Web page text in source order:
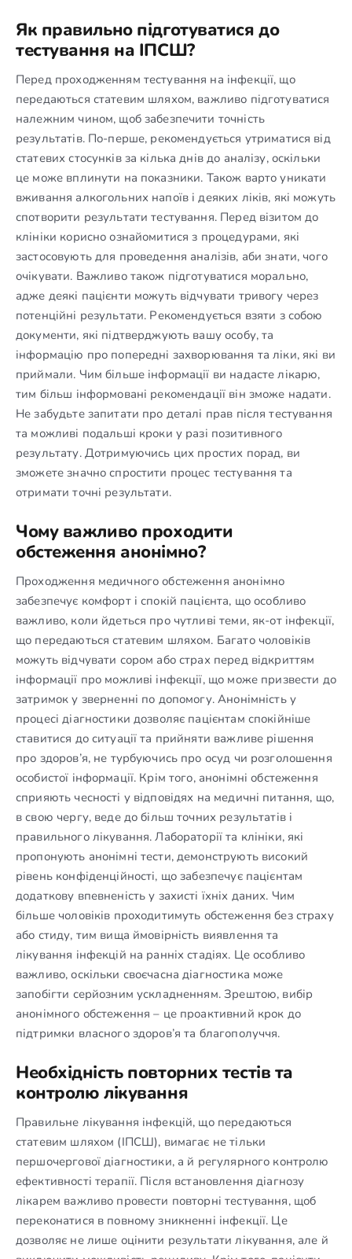
Як правильно підготуватися до
тестування на ІПСШ?
Перед проходженням тестування на інфекції, що
передаються статевим шляхом, важливо підготуватися
належним чином, щоб забезпечити точність
результатів. По-перше, рекомендується утриматися від
статевих стосунків за кілька днів до аналізу, оскільки
це може вплинути на показники. Також варто уникати
вживання алкогольних напоїв і деяких ліків, які можуть
спотворити результати тестування. Перед візитом до
клініки корисно ознайомитися з процедурами, які
застосовують для проведення аналізів, аби знати, чого
очікувати. Важливо також підготуватися морально,
адже деякі пацієнти можуть відчувати тривогу через
потенційні результати. Рекомендується взяти з собою
документи, які підтверджують вашу особу, та
інформацію про попередні захворювання та ліки, які ви
приймали. Чим більше інформації ви надасте лікарю,
тим більш інформовані рекомендації він зможе надати.
Не забудьте запитати про деталі прав після тестування
та можливі подальші кроки у разі позитивного
результату. Дотримуючись цих простих порад, ви
зможете значно спростити процес тестування та
отримати точні результати.
Чому важливо проходити
обстеження анонімно?
Проходження медичного обстеження анонімно
забезпечує комфорт і спокій пацієнта, що особливо
важливо, коли йдеться про чутливі теми, як-от інфекції,
що передаються статевим шляхом. Багато чоловіків
можуть відчувати сором або страх перед відкриттям
інформації про можливі інфекції, що може призвести до
затримок у зверненні по допомогу. Анонімність у
процесі діагностики дозволяє пацієнтам спокійніше
ставитися до ситуації та прийняти важливе рішення
про здоров’я, не турбуючись про осуд чи розголошення
особистої інформації. Крім того, анонімні обстеження
сприяють чесності у відповідях на медичні питання, що,
в свою чергу, веде до більш точних результатів і
правильного лікування. Лабораторії та клініки, які
пропонують анонімні тести, демонструють високий
рівень конфіденційності, що забезпечує пацієнтам
додаткову впевненість у захисті їхніх даних. Чим
більше чоловіків проходитимуть обстеження без страху
або стиду, тим вища ймовірність виявлення та
лікування інфекцій на ранніх стадіях. Це особливо
важливо, оскільки своєчасна діагностика може
запобігти серйозним ускладненням. Зрештою, вибір
анонімного обстеження – це проактивний крок до
підтримки власного здоров’я та благополуччя.
Необхідність повторних тестів та
контролю лікування
Правильне лікування інфекцій, що передаються
статевим шляхом (ІПСШ), вимагає не тільки
першочергової діагностики, а й регулярного контролю
ефективності терапії. Після встановлення діагнозу
лікарем важливо провести повторні тестування, щоб
переконатися в повному зникненні інфекції. Це
дозволяє не лише оцінити результати лікування, але й